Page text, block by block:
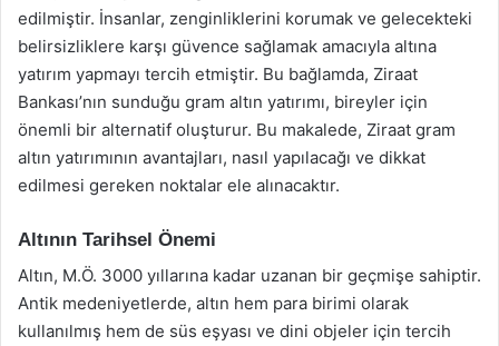
edilmiştir. İnsanlar, zenginliklerini korumak ve gelecekteki
belirsizliklere karşı güvence sağlamak amacıyla altına
yatırım yapmayı tercih etmiştir. Bu bağlamda, Ziraat
Bankası’nın sunduğu gram altın yatırımı, bireyler için
önemli bir alternatif oluşturur. Bu makalede, Ziraat gram
altın yatırımının avantajları, nasıl yapılacağı ve dikkat
edilmesi gereken noktalar ele alınacaktır.
Altının Tarihsel Önemi
Altın, M.Ö. 3000 yıllarına kadar uzanan bir geçmişe sahiptir.
Antik medeniyetlerde, altın hem para birimi olarak
kullanılmış hem de süs eşyası ve dini objeler için tercih